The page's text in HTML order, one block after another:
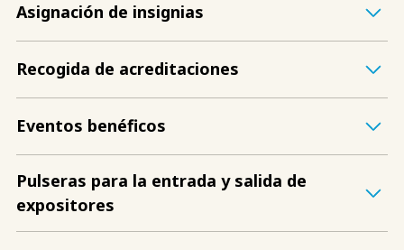
Asignación de insignias
Recogida de acreditaciones
Eventos benéficos
Pulseras para la entrada y salida de
expositores